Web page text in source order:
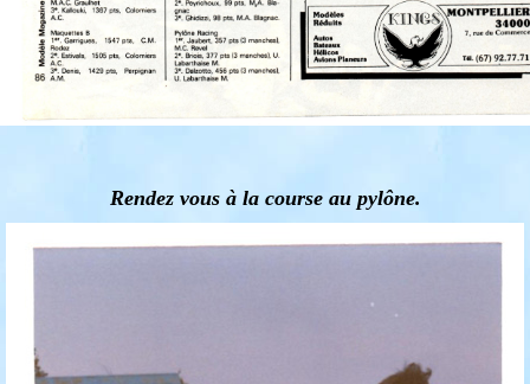
Rendez vous à la course au pylône.